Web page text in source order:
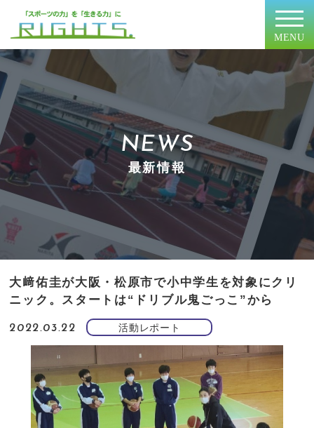
MENU
NEWS
最新情報
大﨑佑圭が大阪・松原市で小中学生を対象にクリ
ニック。スタートは“ドリブル鬼ごっこ”から
2022.03.22 活動レポート